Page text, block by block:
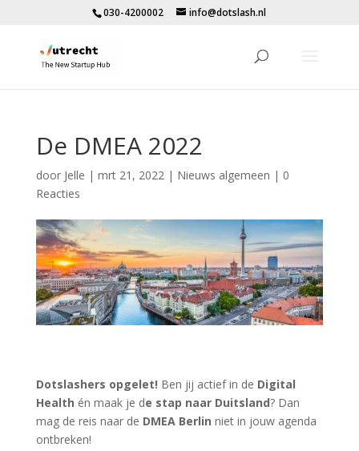
030-4200002 info@dotslash.nl
De DMEA 2022
door Jelle | mrt 21, 2022| Nieuws algemeen | 0
Reacties
Dotslashers opgelet! Ben jij actief in de Digital
Health én maak je de stap naar Duitsland? Dan
mag de reis naar de DMEA Berlin niet in jouw agenda
ontbreken!